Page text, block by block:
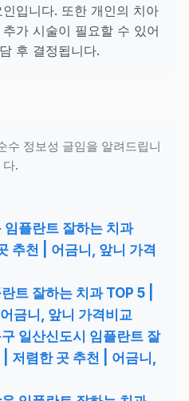
입니다. 또한 개인의 치아
가 시술이 필요할 수 있어
후 결정됩니다.
수 정보성 글임을 알려드립니
다.
임플란트 잘하는 치과
추천 | 어금니, 앞니 가격
트 잘하는 치과 TOP 5 |
금니, 앞니 가격비교
일산신도시 임플란트 잘
저렴한 곳 추천 | 어금니,